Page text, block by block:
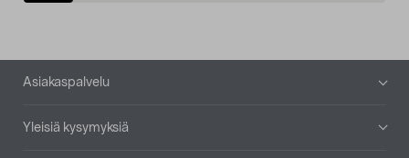
Alatunniste
Asiakaspalvelu
Yleisiä kysymyksiä